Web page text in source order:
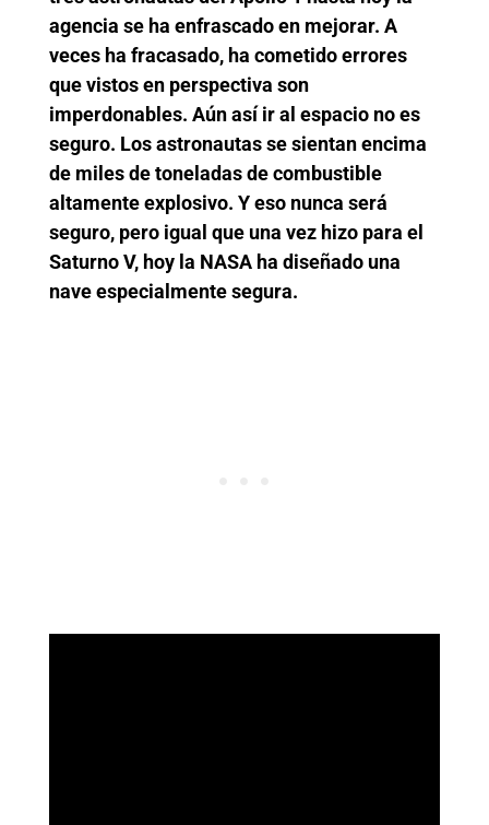
agencia se ha enfrascado en mejorar. A
veces ha fracasado, ha cometido errores
que vistos en perspectiva son
imperdonables. Aún así ir al espacio no es
seguro. Los astronautas se sientan encima
de miles de toneladas de combustible
altamente explosivo. Y eso nunca será
seguro, pero igual que una vez hizo para el
Saturno V, hoy la NASA ha diseñado una
nave especialmente segura.